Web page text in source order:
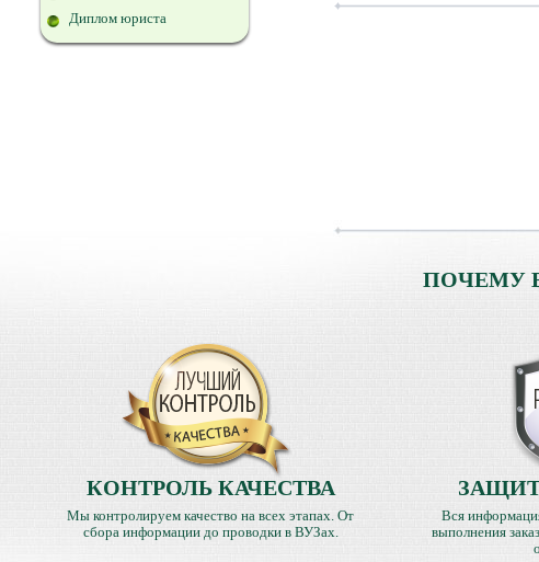
Диплом юриста
ПОЧЕМУ
КОНТРОЛЬ КАЧЕСТВА
Мы контролируем качество на всех этапах. От
сбора информации до проводки в ВУЗах.
Вся
выполнения